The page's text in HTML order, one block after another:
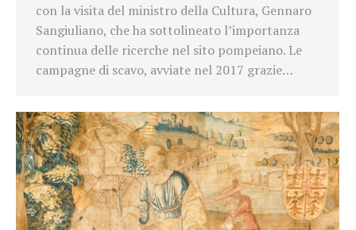
con la visita del ministro della Cultura, Gennaro
Sangiuliano, che ha sottolineato l’importanza
continua delle ricerche nel sito pompeiano. Le
campagne di scavo, avviate nel 2017 grazie…